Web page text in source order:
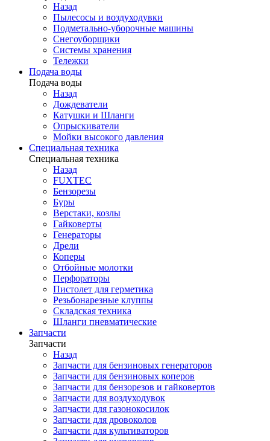
Назад
Пылесосы и воздуходувки
Подметально-уборочные машины
Снегоуборщики
Системы хранения
Тележки
Подача воды
Подача воды
Назад
Дождеватели
Катушки и Шланги
Опрыскиватели
Мойки высокого давления
Специальная техника
Специальная техника
Назад
FUXTEC
Бензорезы
Буры
Верстаки, козлы
Гайковерты
Генераторы
Дрели
Коперы
Отбойные молотки
Перфораторы
Пистолет для герметика
Резьбонарезные клуппы
Складская техника
Шланги пневматические
Запчасти
Запчасти
Назад
Запчасти для бензиновых генераторов
Запчасти для бензиновых коперов
Запчасти для бензорезов и гайковертов
Запчасти для воздуходувок
Запчасти для газонокосилок
Запчасти для дровоколов
Запчасти для культиваторов